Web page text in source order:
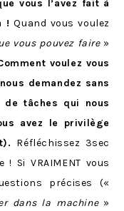
vous l’avez fait à
! Quand vous voulez
vous pouvez faire»
voulez vous
demandez sans
tâches qui nous
avez le privilège
Réfléchissez 3sec
Si VRAIMENT vous
précises («
dans la machine»